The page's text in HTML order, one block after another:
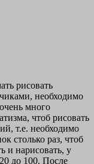
рисовать
необходимо
много
чтоб рисовать
т.е. необходимо
столько раз, чтоб
и нарисовать, у
до 100. После